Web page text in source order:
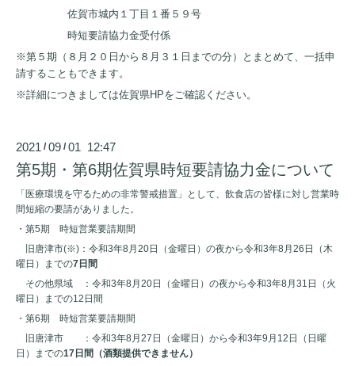
佐賀市城内１丁目１番５９号
時短要請協力金受付係
※第５期（８月２０日から８月３１日までの分）とまとめて、一括申
請することもできます。
※詳細につきましては佐賀県HPをご確認ください。
2021 /09 /01 12:47
第5期・第6期佐賀県時短要請協力金について
「医療環境を守るための非常警戒措置」として、飲食店の皆様に対し営業時
間短縮の要請がありました。
・第5期 時短営業要請期間
旧唐津市(※)：令和3年8月20日（金曜日）の夜から令和3年8月26日（木
曜日）までの7日間
その他県域 ：令和3年8月20日（金曜日）の夜から令和3年8月31日（火
曜日）までの12日間
・第6期 時短営業要請期間
旧唐津市 ：令和3年8月27日（金曜日）から令和3年9月12日（日曜
日）までの17日間 （酒類提供できません）